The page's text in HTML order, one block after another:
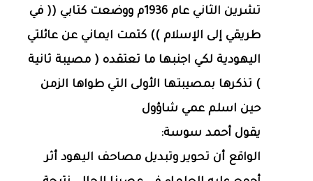
تشرين الثاني عام 1936م ووضعت كتابي (( في
طريقي إلى الإسلام )) كتمت ايماني عن عائلتي
اليهودية لكي اجنبها ما تعتقده ( مصيبة ثانية
) تذكرها بمصيبتها الأولى التي طواها الزمن
حين اسلم عمي شاؤول
يقول أحمد سوسة:
الواقع أن تحوير وتبديل مصاحف اليهود أثر